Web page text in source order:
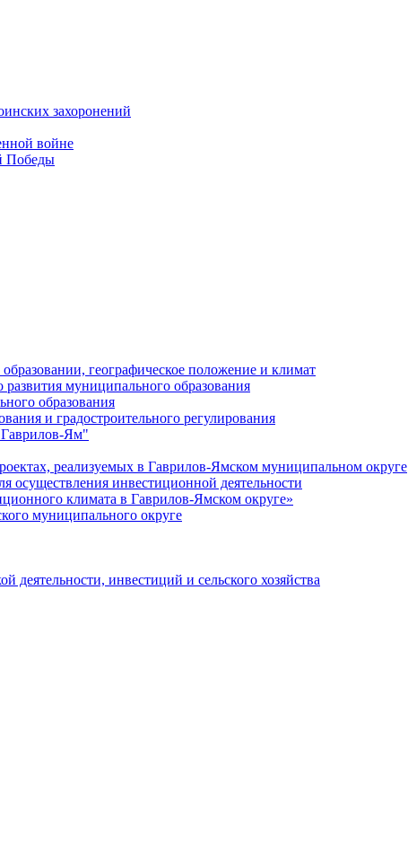
захоронений
войне
Победы
географическое положение и климат
муниципального образования
образования
и градостроительного регулирования
Ям"
реализуемых в Гаврилов-Ямском муниципальном округе
осуществления инвестиционной деятельности
климата в Гаврилов-Ямском округе»
муниципального округе
деятельности, инвестиций и сельского хозяйства